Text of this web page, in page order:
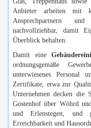
Anbieter arbeiten mit
Ansprechpartnern
nachvollziehbar, damit
Überblick behalten.
Damit eine
ordnungsgemäße
unterwiesenes
Zertifikate, etwa zur
Unternehmen decken die
Gostenhof über Wöhrd
und Erlenstegen, und
Erreichbarkeit und